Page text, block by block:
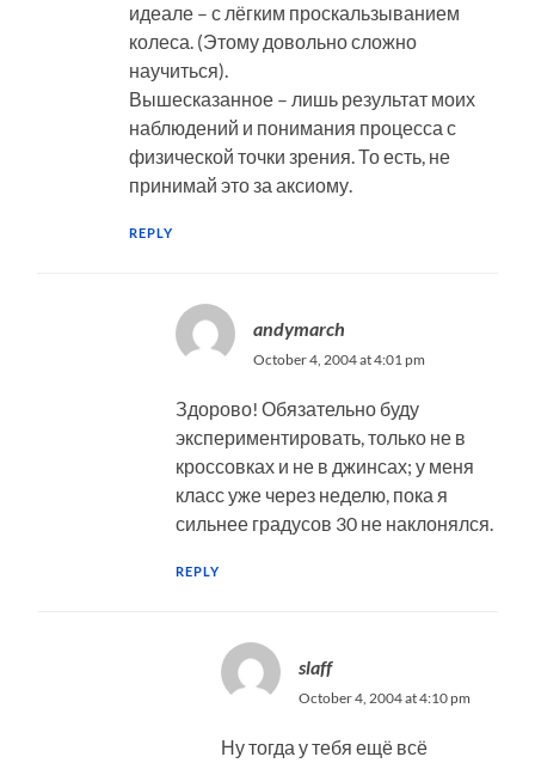
идеале – с лёгким проскальзыванием
колеса. (Этому довольно сложно
научиться).
Вышесказанное – лишь результат моих
наблюдений и понимания процесса с
физической точки зрения. То есть, не
принимай это за аксиому.
REPLY
andymarch
October 4, 2004 at 4:01 pm
Здорово! Обязательно буду
экспериментировать, только не в
кроссовках и не в джинсах; у меня
класс уже через неделю, пока я
сильнее градусов 30 не наклонялся.
REPLY
slaff
October 4, 2004 at 4:10 pm
Ну тогда у тебя ещё всё